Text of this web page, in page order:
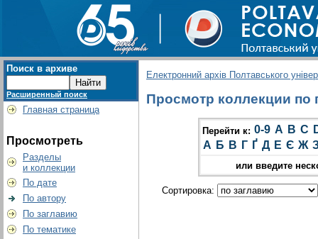
Поиск в архиве
Расширенный поиск
Главная страница
Просмотреть
Разделы
и коллекции
По дате
По автору
По заглавию
По тематике
Електронний архів Полтавського
Просмотр коллекции по
Перейти к: 0-9 A B C
А Б В Г Ґ Д Е Є Ж
или введите
Сортировка: